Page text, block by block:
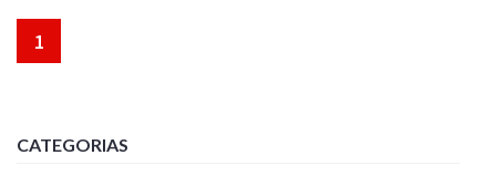
1
CATEGORIAS